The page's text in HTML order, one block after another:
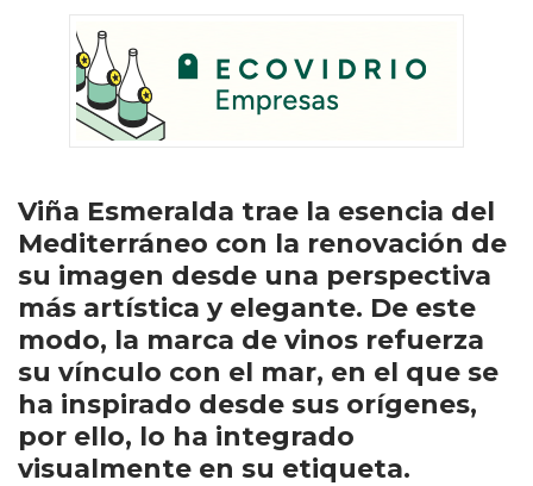
Viña Esmeralda trae la esencia del
Mediterráneo con la renovación de
su imagen desde una perspectiva
más artística y elegante. De este
modo, la marca de vinos refuerza
su vínculo con el mar, en el que se
ha inspirado desde sus orígenes,
por ello, lo ha integrado
visualmente en su etiqueta.